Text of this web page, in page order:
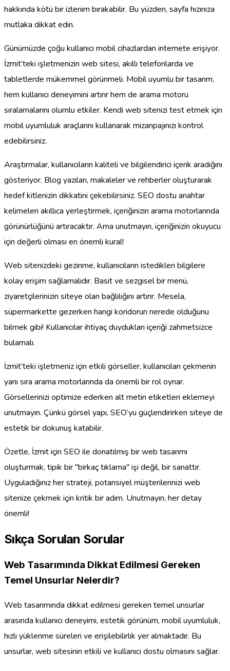
hakkında kötü bir izlenim bırakabilir. Bu yüzden, sayfa hızınıza
mutlaka dikkat edin.
Günümüzde çoğu kullanıcı mobil cihazlardan internete erişiyor.
İzmit’teki işletmenizin web sitesi, akıllı telefonlarda ve
tabletlerde mükemmel görünmeli. Mobil uyumlu bir tasarım,
hem kullanıcı deneyimini artırır hem de arama motoru
sıralamalarını olumlu etkiler. Kendi web sitenizi test etmek için
mobil uyumluluk araçlarını kullanarak mizanpajınızı kontrol
edebilirsiniz.
Araştırmalar, kullanıcıların kaliteli ve bilgilendirici içerik aradığını
gösteriyor. Blog yazıları, makaleler ve rehberler oluşturarak
hedef kitlenizin dikkatini çekebilirsiniz. SEO dostu anahtar
kelimeleri akıllıca yerleştirmek, içeriğinizin arama motorlarında
görünürlüğünü artıracaktır. Ama unutmayın, içeriğinizin okuyucu
için değerli olması en önemli kural!
Web sitenizdeki gezinme, kullanıcıların istedikleri bilgilere
kolay erişim sağlamalıdır. Basit ve sezgisel bir menü,
ziyaretçilerinizin siteye olan bağlılığını artırır. Mesela,
süpermarkette gezerken hangi koridorun nerede olduğunu
bilmek gibi! Kullanıcılar ihtiyaç duydukları içeriği zahmetsizce
bulamalı.
İzmit’teki işletmeniz için etkili görseller, kullanıcıları çekmenin
yanı sıra arama motorlarında da önemli bir rol oynar.
Görsellerinizi optimize ederken alt metin etiketleri eklemeyi
unutmayın. Çünkü görsel yapı, SEO’yu güçlendirirken siteye de
estetik bir dokunuş katabilir.
Özetle, İzmit için SEO ile donatılmış bir web tasarımı
oluşturmak, tipik bir "birkaç tıklama" işi değil, bir sanattır.
Uyguladığınız her strateji, potansiyel müşterilerinizi web
sitenize çekmek için kritik bir adım. Unutmayın, her detay
önemli!
Sıkça Sorulan Sorular
Web Tasarımında Dikkat Edilmesi Gereken
Temel Unsurlar Nelerdir?
Web tasarımında dikkat edilmesi gereken temel unsurlar
arasında kullanıcı deneyimi, estetik görünüm, mobil uyumluluk,
hızlı yüklenme süreleri ve erişilebilirlik yer almaktadır. Bu
unsurlar, web sitesinin etkili ve kullanıcı dostu olmasını sağlar.